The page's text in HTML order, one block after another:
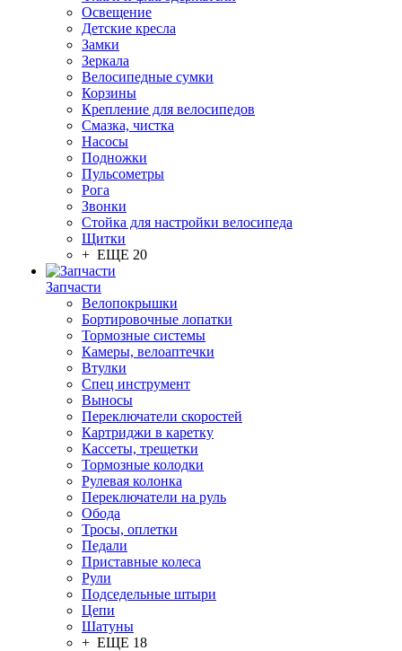
Освещение
Детские кресла
Замки
Зеркала
Велосипедные сумки
Корзины
Крепление для велосипедов
Смазка, чистка
Насосы
Подножки
Пульсометры
Рога
Звонки
Стойка для настройки велосипеда
Щитки
+ ЕЩЕ 20
Запчасти
Велопокрышки
Бортировочные лопатки
Тормозные системы
Камеры, велоаптечки
Втулки
Спец инструмент
Выносы
Переключатели скоростей
Картриджи в каретку
Кассеты, трещетки
Тормозные колодки
Рулевая колонка
Переключатели на руль
Обода
Тросы, оплетки
Педали
Приставные колеса
Рули
Подседельные штыри
Цепи
Шатуны
+ ЕЩЕ 18